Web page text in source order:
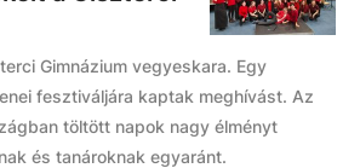
Gimnázium vegyeskara. Egy
fesztiváljára kaptak meghívást. Az
töltött napok nagy élményt
és tanároknak egyaránt.